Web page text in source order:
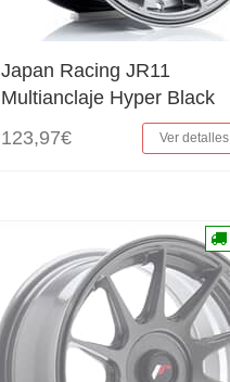
Japan Racing JR11
Multianclaje Hyper Black
123,97€
Ver detalles